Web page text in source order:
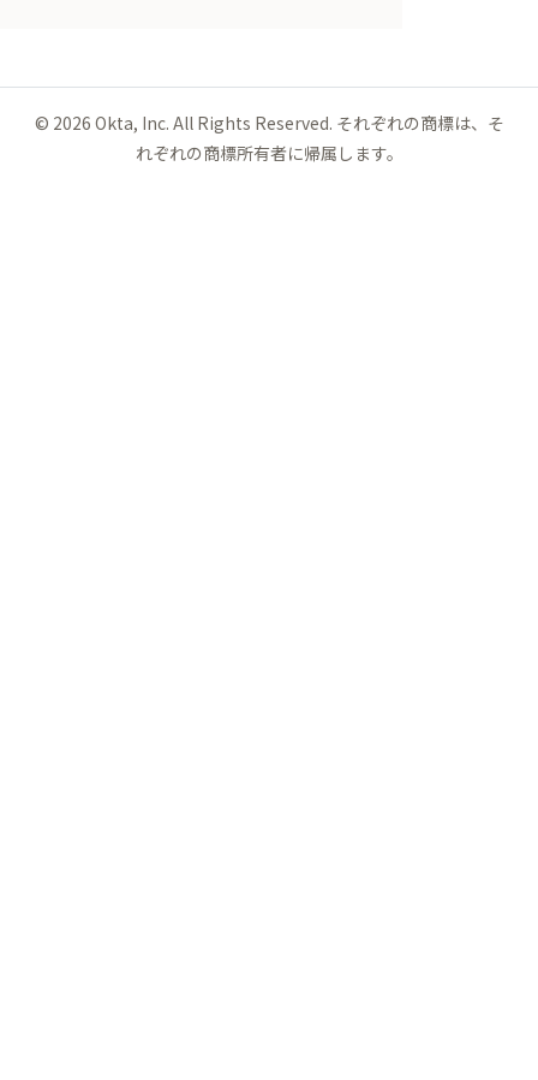
© 2026 Okta, Inc. All Rights Reserved. それぞれの商標は、そ
れぞれの商標所有者に帰属します。